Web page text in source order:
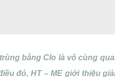
bằng Clo là vô cùng
đó, HT – ME giới thiệu